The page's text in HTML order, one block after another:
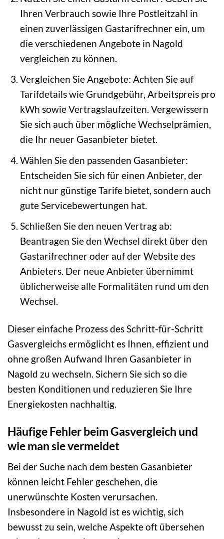
Ihren Verbrauch sowie Ihre Postleitzahl in
einen zuverlässigen Gastarifrechner ein, um
die verschiedenen Angebote in Nagold
vergleichen zu können.
Vergleichen Sie Angebote: Achten Sie auf
Tarifdetails wie Grundgebühr, Arbeitspreis pro
kWh sowie Vertragslaufzeiten. Vergewissern
Sie sich auch über mögliche Wechselprämien,
die Ihr neuer Gasanbieter bietet.
Wählen Sie den passenden Gasanbieter:
Entscheiden Sie sich für einen Anbieter, der
nicht nur günstige Tarife bietet, sondern auch
gute Servicebewertungen hat.
Schließen Sie den neuen Vertrag ab:
Beantragen Sie den Wechsel direkt über den
Gastarifrechner oder auf der Website des
Anbieters. Der neue Anbieter übernimmt
üblicherweise alle Formalitäten rund um den
Wechsel.
Dieser einfache Prozess des Schritt-für-Schritt
Gasvergleichs ermöglicht es Ihnen, effizient und
ohne großen Aufwand Ihren Gasanbieter in
Nagold zu wechseln. Sichern Sie sich so die
besten Konditionen und reduzieren Sie Ihre
Energiekosten nachhaltig.
Häufige Fehler beim Gasvergleich und
wie man sie vermeidet
Bei der Suche nach dem besten Gasanbieter
können leicht Fehler geschehen, die
unerwünschte Kosten verursachen.
Insbesondere in Nagold ist es wichtig, sich
bewusst zu sein, welche Aspekte oft übersehen